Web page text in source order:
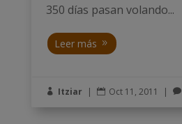
350 días pasan volando...
Leer más
 Itziar |  Oct 11, 2011 | 